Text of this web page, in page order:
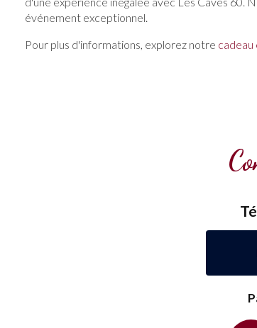
événement exceptionnel.
Pour plus d'informations, explorez notre